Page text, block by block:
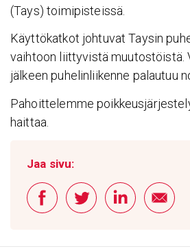
(Tays) toimipisteissä.
Käyttökatkot johtuvat Taysin
vaihtoon liittyvistä muutostöistä.
jälkeen puhelinliikenne palautuu
Pahoittelemme
haittaa.
Jaa sivu: